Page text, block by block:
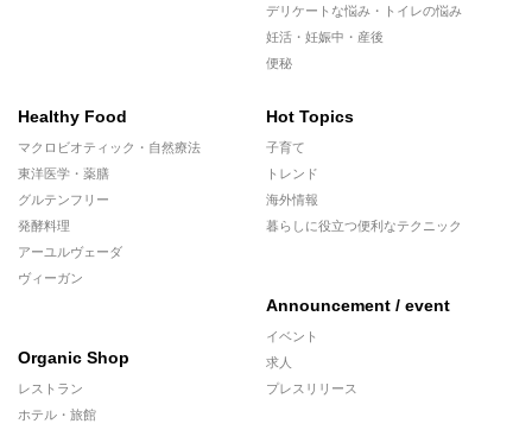
デリケートな悩み・トイレの悩み
妊活・妊娠中・産後
便秘
Healthy Food
マクロビオティック・自然療法
東洋医学・薬膳
グルテンフリー
発酵料理
アーユルヴェーダ
ヴィーガン
Organic Shop
レストラン
ホテル・旅館
Hot Topics
子育て
トレンド
海外情報
暮らしに役立つ便利なテクニック
Announcement / event
イベント
求人
プレスリリース